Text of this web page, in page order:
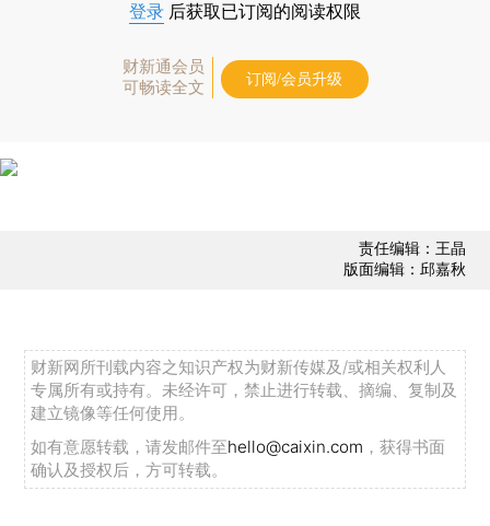
登录 后获取已订阅的阅读权限
财新通会员
可畅读全文
订阅/会员升级
责任编辑：王晶
版面编辑：邱嘉秋
财新网所刊载内容之知识产权为财新传媒及/或相关权利人
专属所有或持有。未经许可，禁止进行转载、摘编、复制及
建立镜像等任何使用。
如有意愿转载，请发邮件至hello@caixin.com ，获得书面
确认及授权后，方可转载。